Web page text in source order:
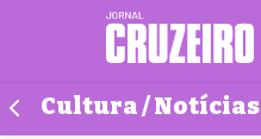
Cultura / Notícias